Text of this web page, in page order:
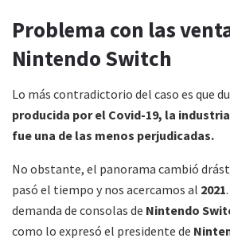
Problema con las
Nintendo Switch
Lo más contradictorio del caso es que
producida por el Covid-19, la
fue una de las menos perjudicadas.
No obstante, el panorama cambió
pasó el tiempo y nos acercamos al 2021
demanda de consolas de Nintendo
como lo expresó el presidente de